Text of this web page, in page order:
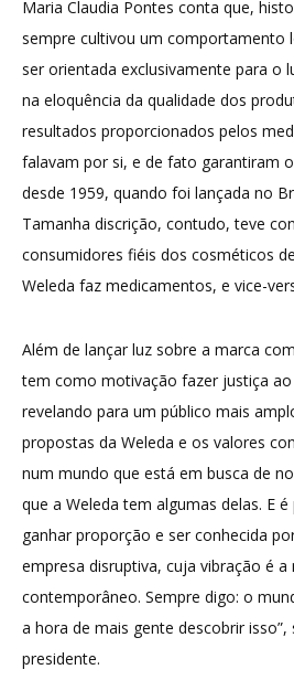
Maria Claudia Pontes conta que,
sempre cultivou um comportamento
ser orientada exclusivamente para o
na eloquência da qualidade dos
resultados proporcionados pelos
falavam por si, e de fato garantiram
desde 1959, quando foi lançada no
Tamanha discrição, contudo, teve
consumidores fiéis dos cosméticos
Weleda faz medicamentos, e vice-
Além de lançar luz sobre a marca
tem como motivação fazer justiça
revelando para um público mais
propostas da Weleda e os valores
num mundo que está em busca de
que a Weleda tem algumas delas. E
ganhar proporção e ser conhecida
empresa disruptiva, cuja vibração é
contemporâneo. Sempre digo: o
a hora de mais gente descobrir
presidente.